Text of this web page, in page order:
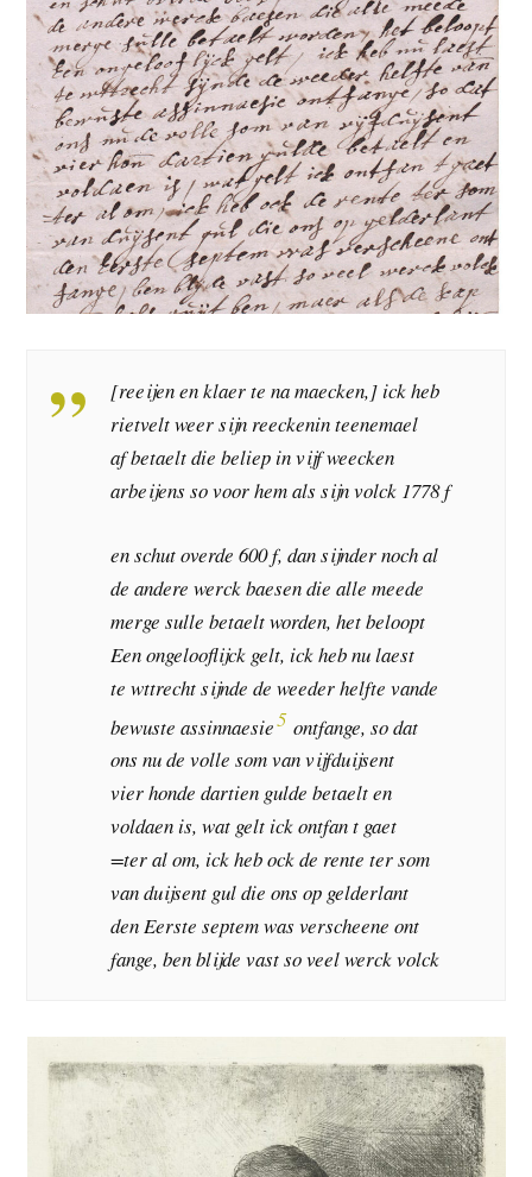
[reeijen en klaer te na maecken,] ick heb
rietvelt weer sijn reeckenin teenemael
af betaelt die beliep in vijf weecken
arbeijens so voor hem als sijn volck 1778 f
en schut overde 600 f, dan sijnder noch al
de andere werck baesen die alle meede
merge sulle betaelt worden, het beloopt
Een ongelooflijck gelt, ick heb nu laest
te wttrecht sijnde de weeder helfte vande
bewuste assinnaesie5 ontfange, so dat
ons nu de volle som van vijfduijsent
vier honde dartien gulde betaelt en
voldaen is, wat gelt ick ontfan t gaet
=ter al om, ick heb ock de rente ter som
van duijsent gul die ons op gelderlant
den Eerste septem was verscheene ont
fange, ben blijde vast so veel werck volck